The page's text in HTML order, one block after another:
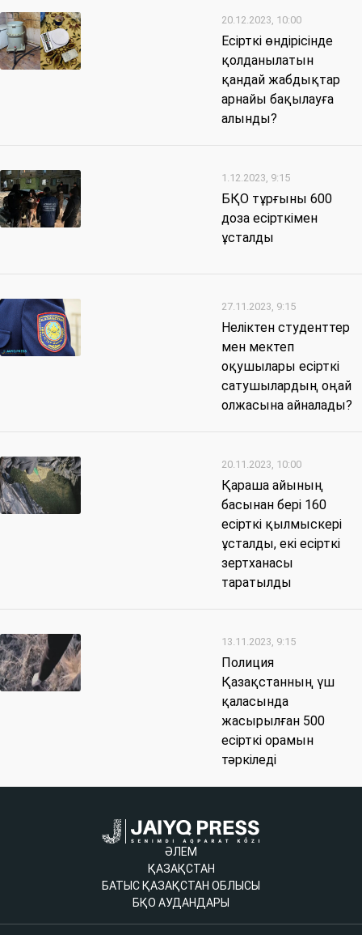
20.12.2023, 10:00
Есірткі өндірісінде
қолданылатын
қандай жабдықтар
арнайы бақылауға
алынды?
1.12.2023, 9:15
БҚО тұрғыны 600
доза есірткімен
ұсталды
27.11.2023, 9:15
Неліктен студенттер
мен мектеп
оқушылары есірткі
сатушылардың оңай
олжасына айналады?
20.11.2023, 10:00
Қараша айының
басынан бері 160
есірткі қылмыскері
ұсталды, екі есірткі
зертханасы
таратылды
13.11.2023, 9:15
Полиция
Қазақстанның үш
қаласында
жасырылған 500
есірткі орамын
тәркіледі
ӘЛЕМ
ҚАЗАҚСТАН
БАТЫС ҚАЗАҚСТАН ОБЛЫСЫ
БҚО АУДАНДАРЫ